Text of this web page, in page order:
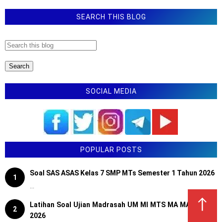
SEARCH THIS BLOG
SOCIAL MEDIA
POPULAR POSTS
1
Soal SAS ASAS Kelas 7 SMP MTs Semester 1 Tahun 2026
...
2
Latihan Soal Ujian Madrasah UM MI MTS MA MAK Tahun
2026
↑